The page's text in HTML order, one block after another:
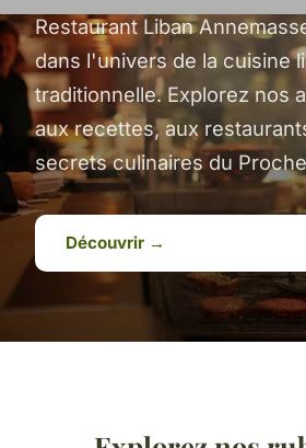
Restaurant Liban
dans l'univers de la cuisine
traditionnelle. Explorez nos
aux recettes, aux
secrets culinaires du
Découvrir →